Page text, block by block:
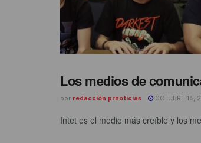
Los medios de
por redacción prnoticias OCTUBRE 15,
Intet es el medio más creíble y los